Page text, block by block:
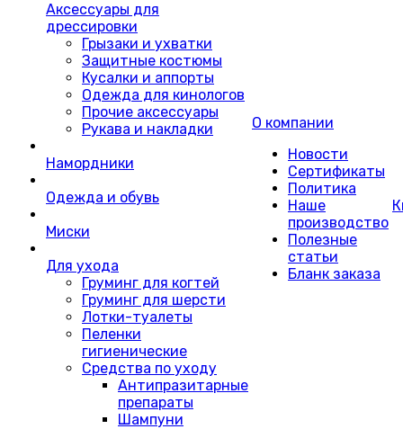
Аксессуары для
дрессировки
Грызаки и ухватки
Защитные костюмы
Кусалки и аппорты
Одежда для кинологов
Прочие аксессуары
Рукава и накладки
Намордники
Одежда и обувь
Миски
Для ухода
Груминг для когтей
Груминг для шерсти
Лотки-туалеты
Пеленки
гигиенические
Средства по уходу
Антипразитарные
препараты
Шампуни
О компании
Новости
Сертификаты
Политика
Наше
производство
Полезные
статьи
Бланк заказа